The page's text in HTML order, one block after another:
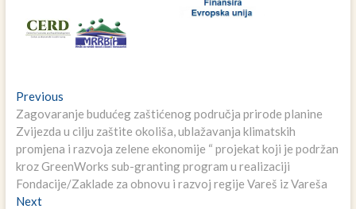
Navigacija
članaka
PreviousPrevious
post:
Zagovaranje budućeg zaštićenog područja prirode planine
Zvijezda u cilju zaštite okoliša, ublažavanja klimatskih
promjena i razvoja zelene ekonomije “ projekat koji je podržan
kroz GreenWorks sub-granting program u realizaciji
Fondacije/Zaklade za obnovu i razvoj regije Vareš iz Vareša
NextNext